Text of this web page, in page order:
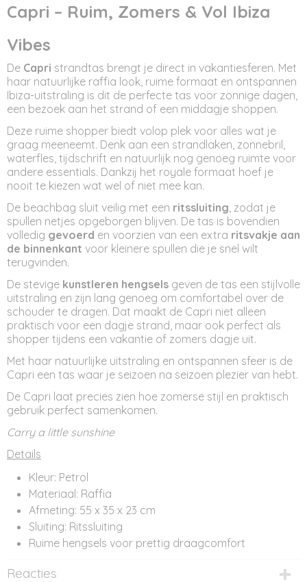
55 x 23 x 35 cm
Capri – Ruim, Zomers & Vol Ibiza
Vibes
De Capri strandtas brengt je direct in vakantiesferen. Met
haar natuurlijke raffia look, ruime formaat en ontspannen
Ibiza-uitstraling is dit de perfecte tas voor zonnige dagen,
een bezoek aan het strand of een middagje shoppen.
Deze ruime shopper biedt volop plek voor alles wat je
graag meeneemt. Denk aan een strandlaken, zonnebril,
waterfles, tijdschrift en natuurlijk nog genoeg ruimte voor
andere essentials. Dankzij het royale formaat hoef je
nooit te kiezen wat wel of niet mee kan.
De beachbag sluit veilig met een ritssluiting, zodat je
spullen netjes opgeborgen blijven. De tas is bovendien
volledig gevoerd en voorzien van een extra ritsvakje aan
de binnenkant voor kleinere spullen die je snel wilt
terugvinden.
De stevige kunstleren hengsels geven de tas een stijlvolle
uitstraling en zijn lang genoeg om comfortabel over de
schouder te dragen. Dat maakt de Capri niet alleen
praktisch voor een dagje strand, maar ook perfect als
shopper tijdens een vakantie of zomers dagje uit.
Met haar natuurlijke uitstraling en ontspannen sfeer is de
Capri een tas waar je seizoen na seizoen plezier van hebt.
De Capri laat precies zien hoe zomerse stijl en praktisch
gebruik perfect samenkomen.
Carry a little sunshine
Details
Kleur: Petrol
Materiaal: Raffia
Afmeting: 55 x 35 x 23 cm
Sluiting: Ritssluiting
Ruime hengsels voor prettig draagcomfort
Reacties